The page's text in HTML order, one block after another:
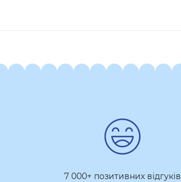
7 000+ позитивних відгуків